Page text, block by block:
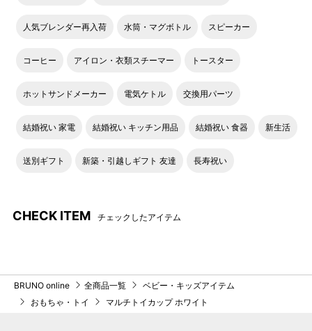
人気ブレンダー再入荷 水筒・マグボトル スピーカー
コーヒー アイロン・衣類スチーマー トースター
ホットサンドメーカー 電気ケトル 交換用パーツ
結婚祝い 家電 結婚祝い キッチン用品 結婚祝い 食器 新生活
送別ギフト 新築・引越しギフト 友達 長寿祝い
CHECK ITEM チェックしたアイテム
BRUNO online 全商品一覧
ベビー・キッズアイテム
おもちゃ・トイ
マルチトイカップ ホワイト